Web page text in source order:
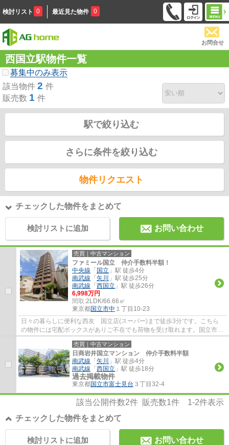
検討リスト 0 最近見た物件 0
お問合せ
西国立駅物件一覧
募集中のみ表示
該当物件 2 件
販売数 1 件
駅で絞り込む
さらに条件を絞り込む
物件リクエスト
チェックした物件をまとめて
検討リストに追加 お問い合わせ
売買｜中古マンション
ファミール国立 仲介手数料半額！
中央線 「 国立 」駅 徒歩4分
南武線 「 矢川
」駅 徒歩25分
南武線 「 西国立 」駅 徒歩26分
6,998万円
間取:2LDK/66.66㎡
東京都国立市中 １丁目10-23
日々の暮らしに便利な西友 国立店(スーパー)まで徒歩3分です。こちら
の物件には宅配ボックスがありご不在でも荷物を受け取れます。国立市エ
リアで生活を始めるのであれば、中央線国立...
売買｜中古マンション
日商岩井国立マンション 仲介手数料半額
南武線 「 矢川
」駅 徒歩4分
南武線 「 西国立 」駅 徒歩18分
過去掲載物件
東京都国立市富士見台 ３丁目32-4
該当公開件数2件 販売数1件 1-2件表示
チェックした物件をまとめて
お問い合わせ
検討リストに追加